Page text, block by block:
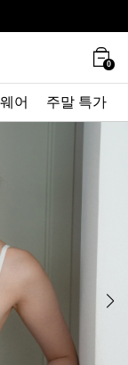
사은품 증정
0
어 주말 특가